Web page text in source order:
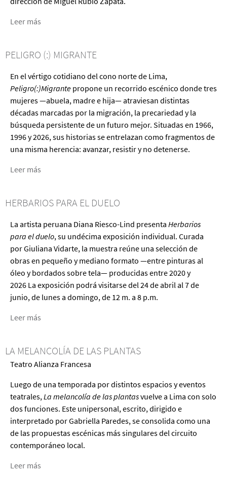
Leer más
de
para
siempre
PELIGRO (:) MIGRANTE
En el vértigo cotidiano del cono norte de Lima,
Peligro(:)Migrante propone un recorrido escénico donde tres
mujeres —abuela, madre e hija— atraviesan distintas
décadas marcadas por la migración, la precariedad y la
búsqueda persistente de un futuro mejor. Situadas en 1966,
1996 y 2026, sus historias se entrelazan como fragmentos de
una misma herencia: avanzar, resistir y no detenerse.
Leer más
(:)
HERBARIOS PARA EL DUELO
La artista peruana Diana Riesco-Lind presenta Herbarios
para el duelo, su undécima exposición individual. Curada
por Giuliana Vidarte, la muestra reúne una selección de
obras en pequeño y mediano formato —entre pinturas al
óleo y bordados sobre tela— producidas entre 2020 y
2026 La exposición podrá visitarse del 24 de abril al 7 de
junio, de lunes a domingo, de 12 m. a 8 p.m.
Leer más
para
el
LA MELANCOLÍA DE LAS PLANTAS
Teatro Alianza Francesa
Luego de una temporada por distintos espacios y eventos
teatrales, La melancolía de las plantasvuelve a Lima con solo
dos funciones. Este unipersonal, escrito, dirigido e
interpretado por Gabriella Paredes, se consolida como una
de las propuestas escénicas más singulares del circuito
contemporáneo local.
Leer más